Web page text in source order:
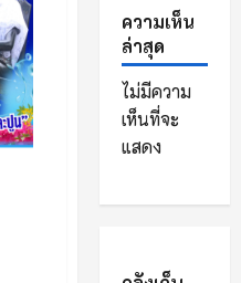
ความเห็น
ล่าสุด
ไม่มีความ
เห็นที่จะ
แสดง